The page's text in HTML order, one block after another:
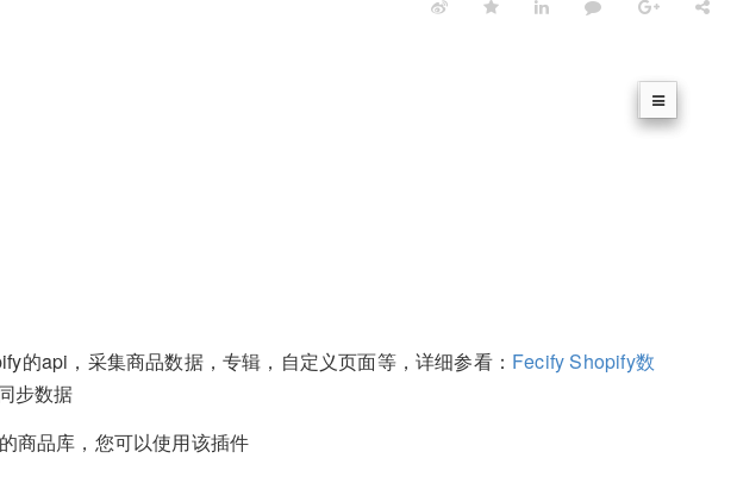
的api，采集商品数据，专辑，自定义页面等，详细参看： Fecify Shopify数
步数据
商品库，您可以使用该插件